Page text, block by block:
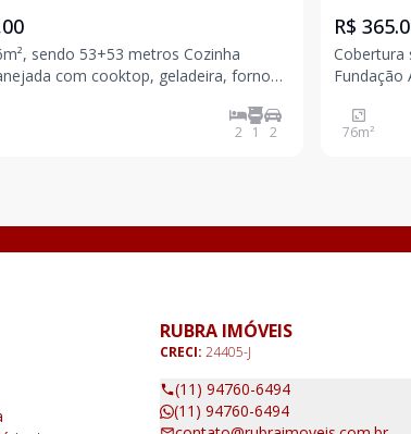
sendo 53+53 metros Cozinha
com cooktop, geladeira, forno
um ambiente acolhedor e moderno. .
quartos com acabamento em porcel
2 1 2
R$
Cobertura
Fundação ABC. Varsóvia Residencial
Fácil
76m²
RUBRA IMÓVEIS
CRECI: 24405-J
(11) 94760-6494
(11) 94760-6494